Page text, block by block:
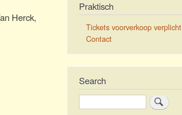
Herck,
Praktisch
Tickets voorverkoop verplicht
Contact
Search
Zoeken